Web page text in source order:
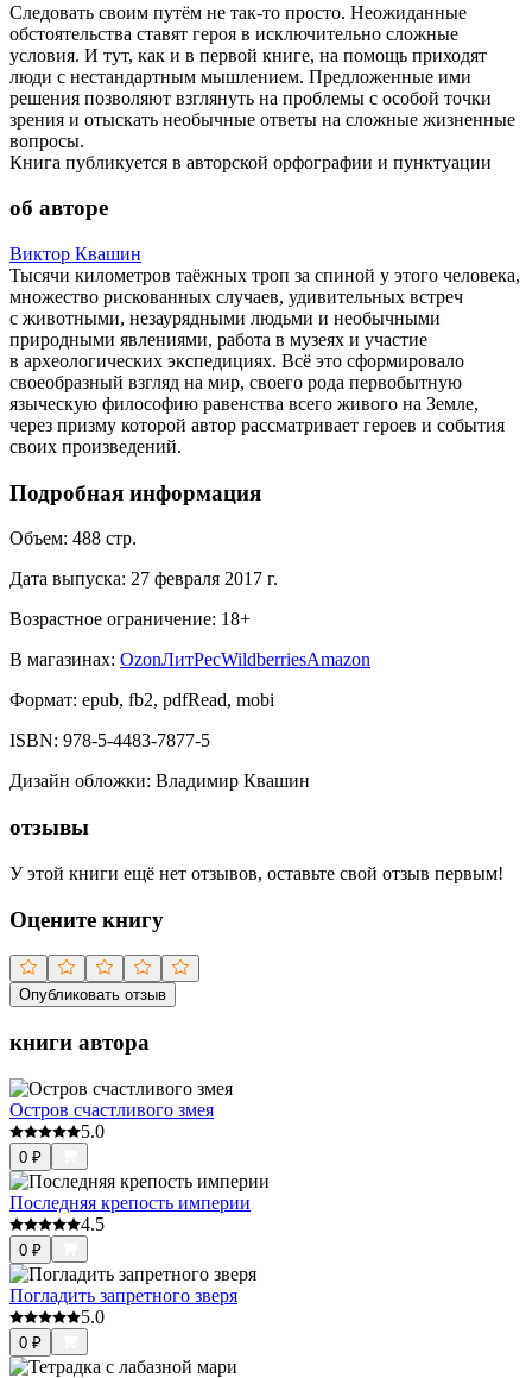
Следовать своим путём не так-то просто. Неожиданные
обстоятельства ставят героя в исключительно сложные
условия. И тут, как и в первой книге, на помощь приходят
люди с нестандартным мышлением. Предложенные ими
решения позволяют взглянуть на проблемы с особой точки
зрения и отыскать необычные ответы на сложные жизненные
вопросы.
Книга публикуется в авторской орфографии и пунктуации
об авторе
Виктор Квашин
Тысячи километров таёжных троп за спиной у этого человека,
множество рискованных случаев, удивительных встреч
с животными, незаурядными людьми и необычными
природными явлениями, работа в музеях и участие
в археологических экспедициях. Всё это сформировало
своеобразный взгляд на мир, своего рода первобытную
языческую философию равенства всего живого на Земле,
через призму которой автор рассматривает героев и события
своих произведений.
Подробная информация
Объем: 488 стр.
Дата выпуска: 27 февраля 2017 г.
Возрастное ограничение: 18+
В магазинах: OzonЛитРесWildberriesAmazon
Формат: epub, fb2, pdfRead, mobi
ISBN: 978-5-4483-7877-5
Дизайн обложки: Владимир Квашин
отзывы
У этой книги ещё нет отзывов, оставьте свой отзыв первым!
Оцените книгу
Опубликовать отзыв
книги автора
Остров счастливого змея
5.0
0 ₽
Последняя крепость империи
4.5
0 ₽
Погладить запретного зверя
5.0
0 ₽